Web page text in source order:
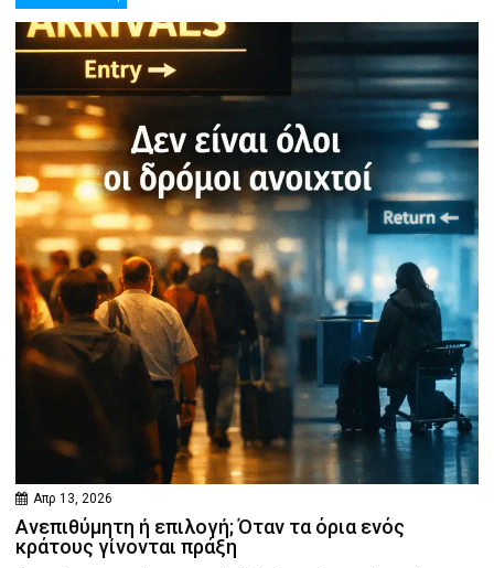
Απρ 13, 2026
Ανεπιθύμητη ή επιλογή; Όταν τα όρια ενός
κράτους γίνονται πράξη